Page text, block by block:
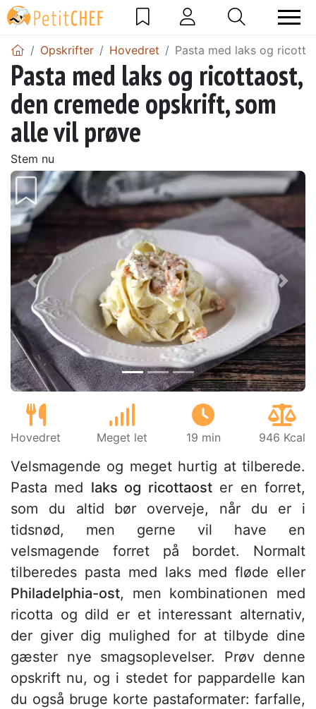
Opskrifter Hovedret Pasta med laks og
Pasta med laks og ricottaost,
den cremede opskrift, som
alle vil prøve
Stem nu
Tidligere
Hovedret Meget let 19 min 946 Kcal
Velsmagende og meget hurtig at tilberede.
Pasta med laks og ricottaoster en forret,
som du altid bør overveje, når du er i
tidsnød, men gerne vil have en
velsmagende forret på bordet. Normalt
tilberedes pasta med laks med fløde eller
Philadelphia-ost, men kombinationen med
ricotta og dild er et interessant alternativ,
der giver dig mulighed for at tilbyde dine
gæster nye smagsoplevelser. Prøv denne
opskrift nu, og i stedet for pappardelle kan
du også bruge korte pastaformater: farfalle,